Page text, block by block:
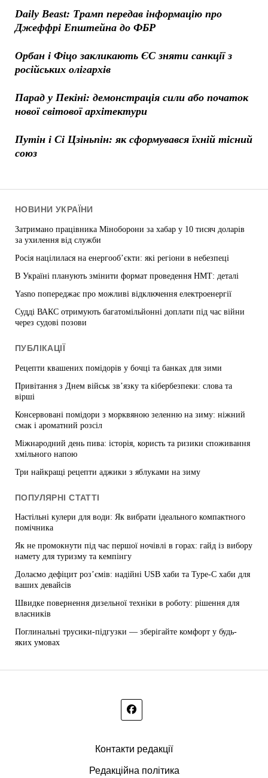
Daily Beast: Трамп передав інформацію про
Джеффрі Епштейна до ФБР
Орбан і Фіцо закликають ЄС зняти санкції з
російських олігархів
Парад у Пекіні: демонстрація сили або початок
нової світової архітектури
Путін і Сі Цзіньпін: як сформувався їхній тісний
союз
НОВИНИ УКРАЇНИ
Затримано працівника Міноборони за хабар у 10 тисяч доларів
за ухилення від служби
Росія націлилася на енергооб’єкти: які регіони в небезпеці
В Україні планують змінити формат проведення НМТ: деталі
Yasno попереджає про можливі відключення електроенергії
Судді ВАКС отримують багатомільйонні доплати під час війни
через судові позови
ПУБЛІКАЦІЇ
Рецепти квашених помідорів у бочці та банках для зими
Привітання з Днем військ зв’язку та кібербезпеки: слова та
вірші
Консервовані помідори з морквяною зеленню на зиму: ніжний
смак і ароматний розсіл
Міжнародний день пива: історія, користь та ризики споживання
хмільного напою
Три найкращі рецепти аджики з яблуками на зиму
ПОПУЛЯРНІ СТАТТІ
Настільні кулери для води: Як вибрати ідеального компактного
помічника
Як не промокнути під час першої ночівлі в горах: гайд із вибору
намету для туризму та кемпінгу
Долаємо дефіцит роз’ємів: надійні USB хаби та Type-C хаби для
ваших девайсів
Швидке повернення дизельної техніки в роботу: рішення для
власників
Поглинальні трусики-підгузки — зберігайте комфорт у будь-
яких умовах
Контакти редакції
Редакційна політика